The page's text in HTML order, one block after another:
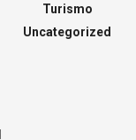
Turismo
Uncategorized